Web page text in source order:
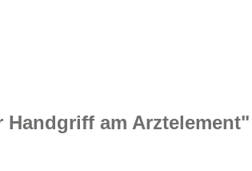
am Arztelement"